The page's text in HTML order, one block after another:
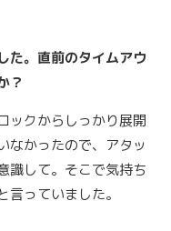
。直前のタイムアウ
？
ックからしっかり展開
なかったので、アタッ
識して。そこで気持ち
っていました。